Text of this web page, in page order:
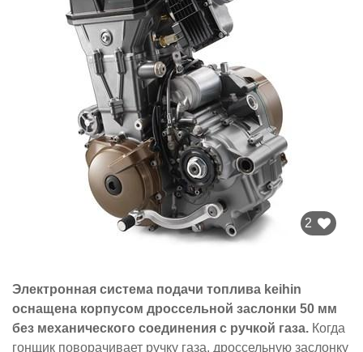
2
Электронная система подачи топлива keihin
оснащена корпусом дроссельной заслонки 50 мм
без механического соединения с ручкой газа. Когда
гонщик поворачивает ручку газа, дроссельную заслонку